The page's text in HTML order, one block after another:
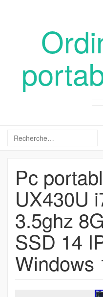
Pc
UX430U
3.5ghz
SSD 14
Windows